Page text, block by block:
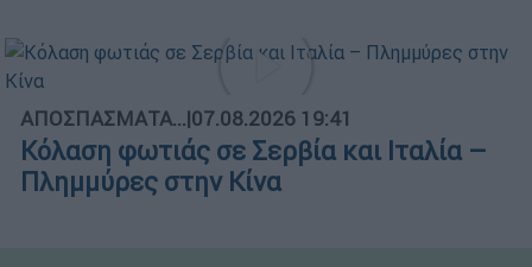
ΑΠΟΣΠΑΣΜΑΤΑ...|07.08.2026 19:41
Κόλαση φωτιάς σε Σερβία και Ιταλία –
Πλημμύρες στην Κίνα